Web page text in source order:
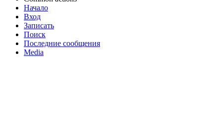
Начало
Вход
Записать
Поиск
Последние сообщения
Media